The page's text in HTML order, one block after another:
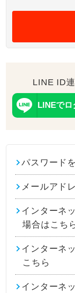
LINE ID
LINEで
パスワード
メールアド
インターネ
場合はこち
インターネ
こちら
インターネ